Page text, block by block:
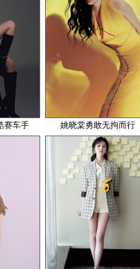
赛车手 姚晓棠勇敢无拘而行